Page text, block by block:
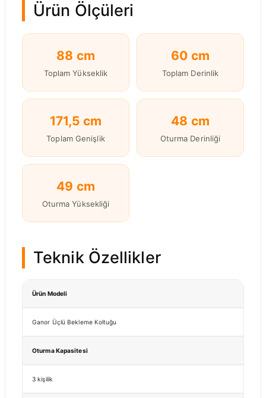
Ürün Ölçüleri
88 cm
Toplam Yükseklik
60 cm
Toplam Derinlik
171,5 cm
Toplam Genişlik
48 cm
Oturma Derinliği
49 cm
Oturma Yüksekliği
Teknik Özellikler
Ürün Modeli
Ganor Üçlü Bekleme Koltuğu
Oturma Kapasitesi
3 kişilik